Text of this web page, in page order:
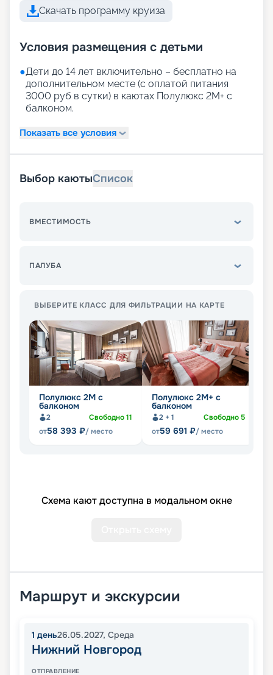
Скачать программу круиза
Условия размещения с детьми
●Дети до 14 лет включительно – бесплатно на
дополнительном месте (с оплатой питания
3000 руб в сутки) в каютах Полулюкс 2М+ с
балконом.
Показать все условия
Выбор каютыСписок
ВМЕСТИМОСТЬ
ПАЛУБА
ВЫБЕРИТЕ КЛАСС ДЛЯ ФИЛЬТРАЦИИ НА КАРТЕ
Полулюкс 2М с
балконом
2 Свободно11
от58 393 ₽/ место
Полулюкс 2М+ с
балконом
2 + 1 Свободно5
от59 691 ₽/ место
Схема кают доступна в модальном окне
Маршрут и экскурсии
1 день26.05.2027, Среда
Нижний Новгород
ОТПРАВЛЕНИЕ